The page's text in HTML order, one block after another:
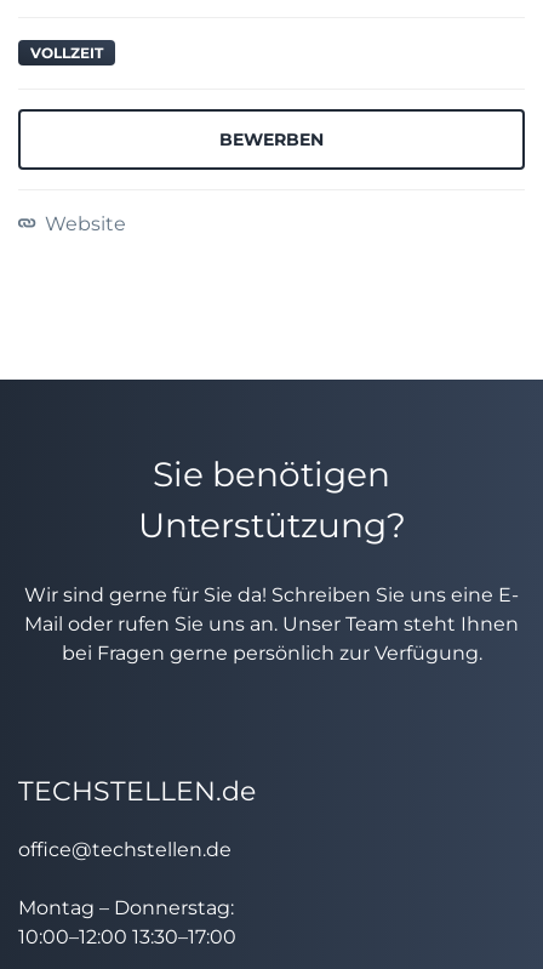
VOLLZEIT
BEWERBEN
Website
Sie benötigen
Unterstützung?
Wir sind gerne für Sie da! Schreiben Sie uns eine E-
Mail oder rufen Sie uns an. Unser Team steht Ihnen
bei Fragen gerne persönlich zur Verfügung.
TECHSTELLEN.de
office@techstellen.de
Montag – Donnerstag:
10:00–12:00 13:30–17:00